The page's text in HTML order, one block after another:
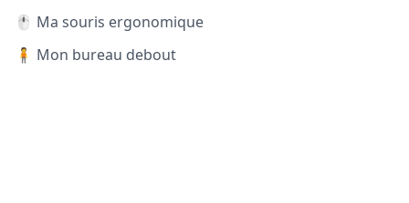
🖱️ Ma souris ergonomique
🧍 Mon bureau debout